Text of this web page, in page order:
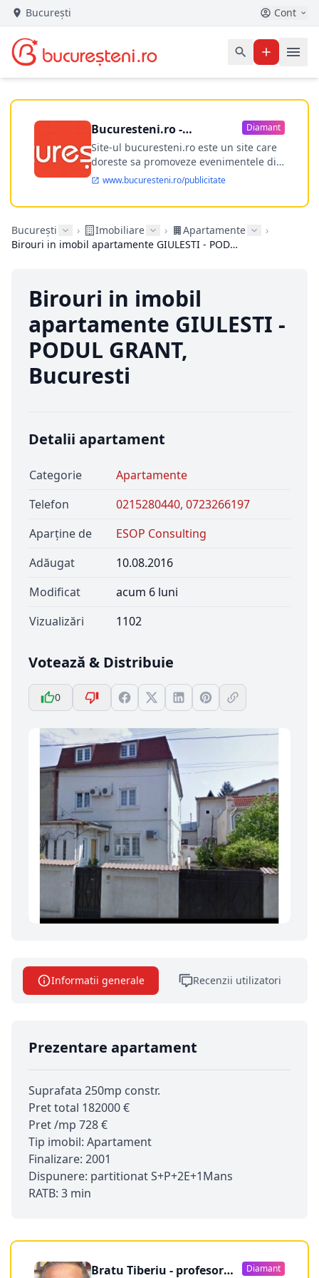
București Cont
Bucuresteni.ro -
publicitate online
Diamant
Site-ul bucuresteni.ro este un site care
doreste sa promoveze evenimentele din
Bucuresti si nu numai, sa puna la
dispozitia utilizatorului cea mai
performanta harta electronica a
ofere posibilitatea firmel...
www.bucuresteni.ro/publicitate
București › Imobiliare › Apartamente
›
Birouri in imobil apartamente GIULESTI - PODUL GRANT, Bucuresti
Birouri in imobil
apartamente GIULESTI -
PODUL GRANT,
Bucuresti
Detalii apartament
Categorie
Apartamente
Telefon
0215280440, 0723266197
Aparține de
ESOP Consulting
Adăugat
10.08.2016
Modificat
acum 6 luni
Vizualizări
1102
Votează & Distribuie
0
Informatii generale Recenzii utilizatori
Prezentare apartament
Suprafata 250mp constr.
Pret total 182000 €
Pret /mp 728 €
Tip imobil: Apartament
Finalizare: 2001
Dispunere: partitionat S+P+2E+1Mans
RATB: 3 min
Bratu Tiberiu - profesor Diamant